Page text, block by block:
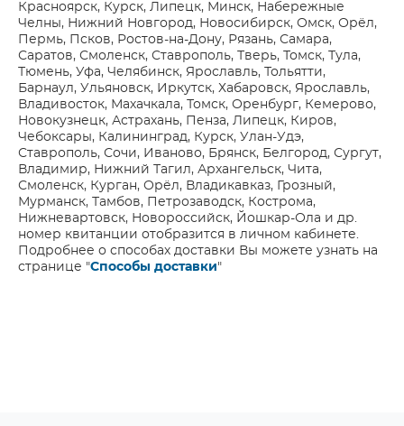
Красноярск, Курск, Липецк, Минск, Набережные
Челны, Нижний Новгород, Новосибирск, Омск, Орёл,
Пермь, Псков, Ростов-на-Дону, Рязань, Самара,
Саратов, Смоленск, Ставрополь, Тверь, Томск, Тула,
Тюмень, Уфа, Челябинск, Ярославль, Тольятти,
Барнаул, Ульяновск, Иркутск, Хабаровск, Ярославль,
Владивосток, Махачкала, Томск, Оренбург, Кемерово,
Новокузнецк, Астрахань, Пенза, Липецк, Киров,
Чебоксары, Калининград, Курск, Улан-Удэ,
Ставрополь, Сочи, Иваново, Брянск, Белгород, Сургут,
Владимир, Нижний Тагил, Архангельск, Чита,
Смоленск, Курган, Орёл, Владикавказ, Грозный,
Мурманск, Тамбов, Петрозаводск, Кострома,
Нижневартовск, Новороссийск, Йошкар-Ола и др.
номер квитанции отобразится в личном кабинете.
Подробнее о способах доставки Вы можете узнать на
странице "Способы доставки"